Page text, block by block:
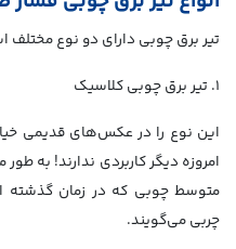
تیر برق چوبی دارای دو نوع مختلف
۱. تیر برق چوبی کلاسیک
این نوع را در عکس‌های قدیمی‌
امروزه دیگر کاربردی ندارند! به
متوسط چوبی که در زمان گذشته
چربی می‌گویند.